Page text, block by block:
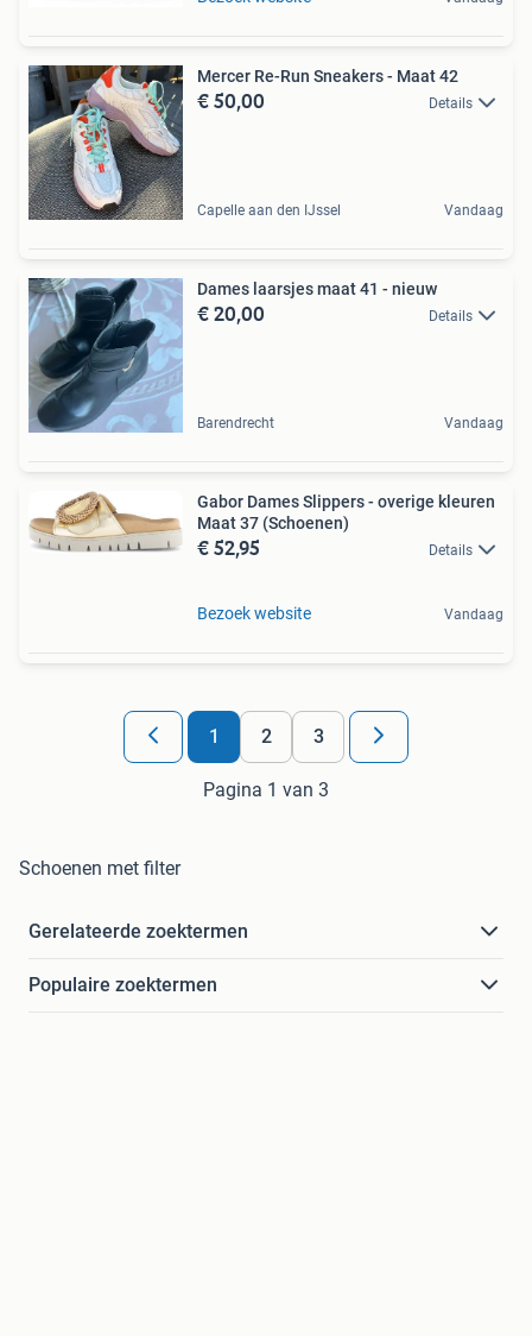
Mercer Re-Run Sneakers - Maat 42
€ 50,00 Details
Capelle aan den IJssel Vandaag
Dames laarsjes maat 41 - nieuw
€ 20,00 Details
Barendrecht Vandaag
Gabor Dames Slippers - overige kleuren
Maat 37 (Schoenen)
€ 52,95 Details
Bezoek website Vandaag
1 2 3
Pagina 1 van 3
Schoenen met filter
Gerelateerde zoektermen
Populaire zoektermen